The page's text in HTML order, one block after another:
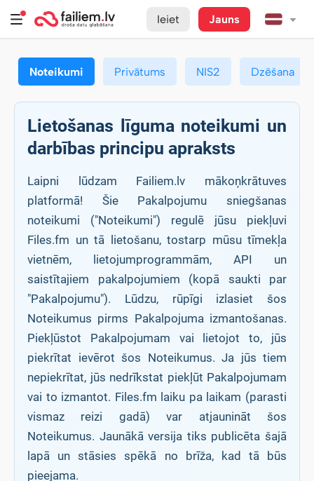
Ieiet Jauns
Noteikumi Privātums NIS2 Dzēšana
Lietošanas līguma noteikumi un
darbības principu apraksts
Laipni lūdzam Failiem.lv mākoņkrātuves
platformā! Šie Pakalpojumu sniegšanas
noteikumi ("Noteikumi") regulē jūsu piekļuvi
Files.fm un tā lietošanu, tostarp mūsu tīmekļa
vietnēm, lietojumprogrammām, API un
saistītajiem pakalpojumiem (kopā saukti par
"Pakalpojumu"). Lūdzu, rūpīgi izlasiet šos
Noteikumus pirms Pakalpojuma izmantošanas.
Piekļūstot Pakalpojumam vai lietojot to, jūs
piekrītat ievērot šos Noteikumus. Ja jūs tiem
nepiekrītat, jūs nedrīkstat piekļūt Pakalpojumam
vai to izmantot. Files.fm laiku pa laikam (parasti
vismaz reizi gadā) var atjaunināt šos
Noteikumus. Jaunākā versija tiks publicēta šajā
lapā un stāsies spēkā no brīža, kad tā būs
pieejama.